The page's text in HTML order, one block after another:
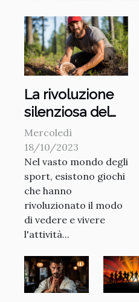
La rivoluzione
silenziosa del
Frisbee golf
Mercoledì
18/10/2023
Nel vasto mondo degli
sport, esistono giochi
che hanno
rivoluzionato il modo
di vedere e vivere
l'attività...